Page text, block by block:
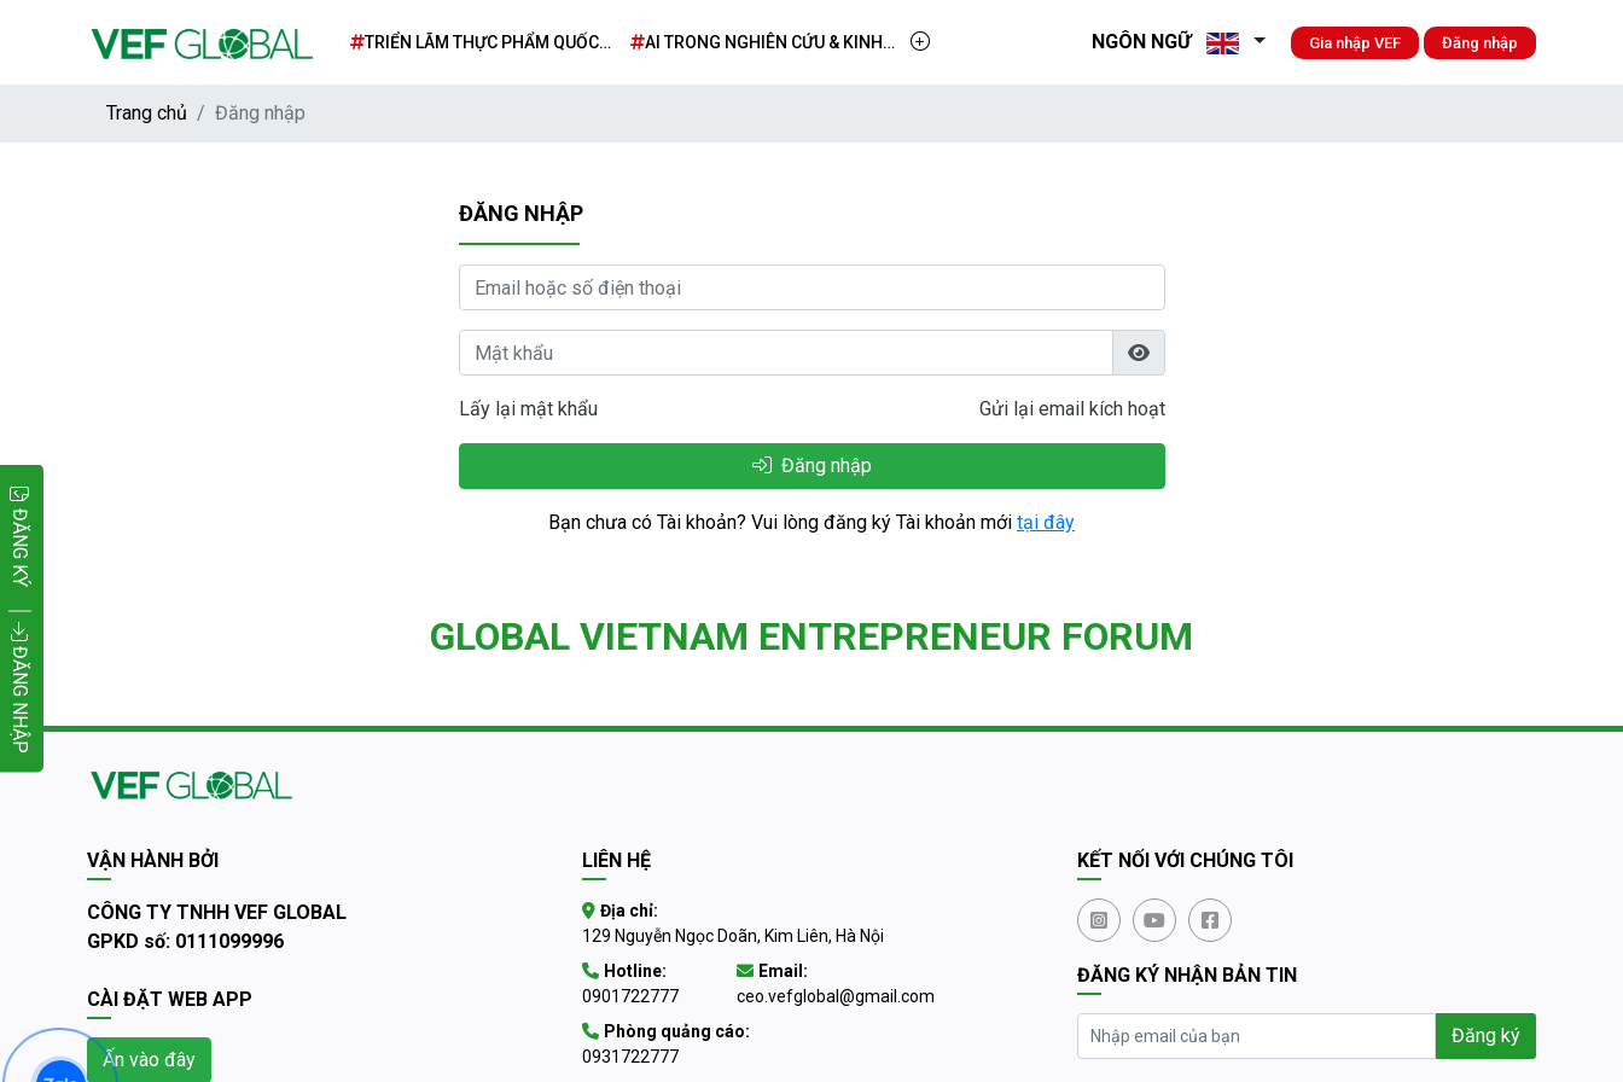
TRIỂN LÃM THỰC PHẨM QUỐC
AI TRONG NGHIÊN CỨU & KINH
NGÔN NGỮ Gia nhập VEF Đăng nhập
Trang chủ Đăng nhập
ĐĂNG NHẬP
Lấy lại mật khẩu Gửi lại email kích hoạt
Đăng nhập
Bạn chưa có Tài khoản? Vui lòng đăng ký Tài khoản mới tại đây
GLOBAL VIETNAM ENTREPRENEUR FORUM
VẬN HÀNH BỞI
CÔNG TY TNHH VEF GLOBAL
GPKD số: 0111099996
CÀI ĐẶT WEB APP
Ấn vào đây
LIÊN HỆ
Địa chỉ:
129 Nguyễn Ngọc Doãn, Kim Liên, Hà Nội
Hotline:
0901722777
Email:
ceo.vefglobal@gmail.com
Phòng quảng cáo:
0931722777
KẾT NỐI VỚI CHÚNG TÔI
ĐĂNG KÝ NHẬN BẢN TIN
Đăng ký
ĐĂNG KÝ
ĐĂNG NHẬP